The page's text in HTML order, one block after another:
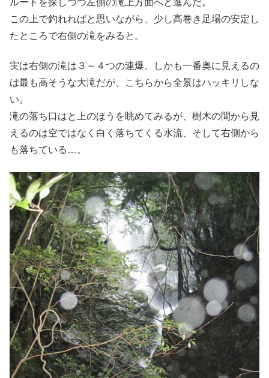
この上で釣れればと思いながら、少し高巻き足場の安定し
たところで右側の滝をみると。
実は右側の滝は３～４つの連爆、しかも一番奥に見えるの
は最も高そうな大滝だが、こちらから全景はハッキリしな
い。
滝の落ち口はと上のほうを眺めてみるが、樹木の間から見
えるのは空ではなく白く落ちてくる水流、そして右側から
も落ちている…。